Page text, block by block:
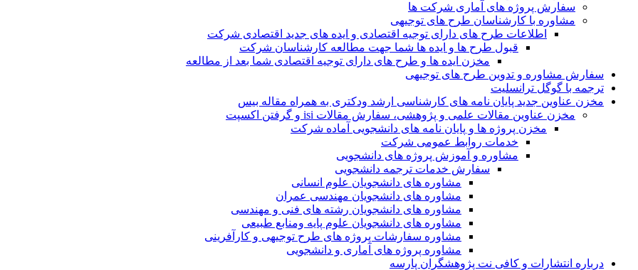
سفارش پروژه های آماری شرکت ها
مشاوره با کارشناسان طرح های توجیهی
اطلاعات طرح های دارای توجیه اقتصادی و ایده های جدید اقتصادی شرکت
قبول طرح ها و ایده ها شما جهت مطالعه کارشناسان شرکت
مخزن ایده ها و طرح های دارای توجیه اقتصادی شما بعد از مطالعه
سفارش مشاوره و تدوین طرح های توجیهی
ترجمه با گوگل ترانسلیت
مخزن عناوین جدید پایان نامه های کارشناسی ارشد ودکتری به همراه مقاله بیس
مخزن عناوین مقالات علمی و پژوهشی، سفارش مقالات isi و گرفتن اکسپت
مخزن پروژه ها و پایان نامه های دانشجویی آماده شرکت
خدمات روابط عمومی شرکت
مشاوره و آموزش پروژه های دانشجویی
سفارش خدمات ترجمه دانشجویی
مشاوره های دانشجویان علوم انسانی
مشاوره های دانشجویان مهندسی عمران
مشاوره های دانشجویان رشته های فنی و مهندسی
مشاوره های دانشجویان علوم پایه ومنابع طبیعی
مشاوره سفارشات پروژه های طرح توجیهی و کارآفرینی
مشاوره پروژه های آماری و دانشجویی
درباره انتشارات و کافی نت پژوهشگران پارسه